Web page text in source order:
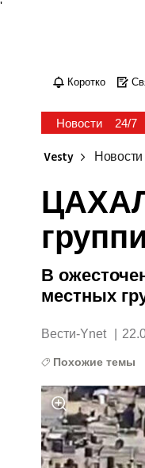
'
Коротко
Новости 24/7
Vesty Новости
В
местных
Вести-Ynet
Похожие темы